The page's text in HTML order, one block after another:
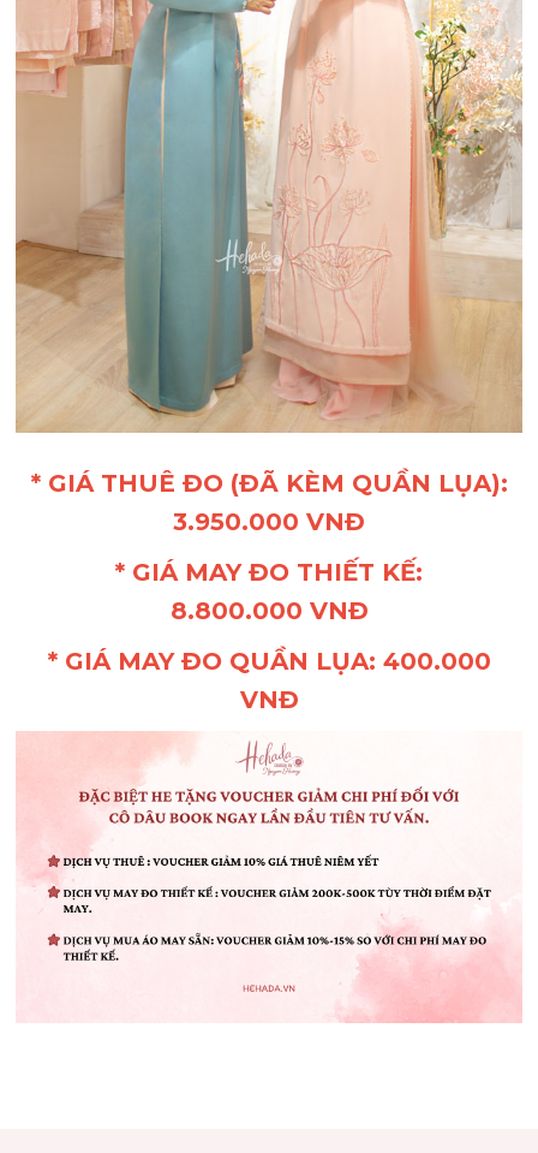
* GIÁ THUÊ ĐO (ĐÃ KÈM QUẦN LỤA):
3.950.000 VNĐ
* GIÁ MAY ĐO THIẾT KẾ:
8.800.000 VNĐ
* GIÁ MAY ĐO QUẦN LỤA: 400.000
VNĐ